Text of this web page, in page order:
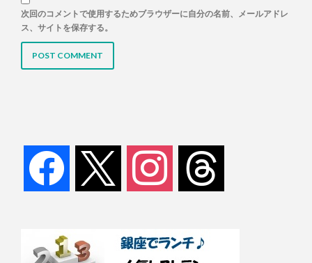
次回のコメントで使用するためブラウザーに自分の名前、メールアドレ
ス、サイトを保存する。
facebook instagram threads